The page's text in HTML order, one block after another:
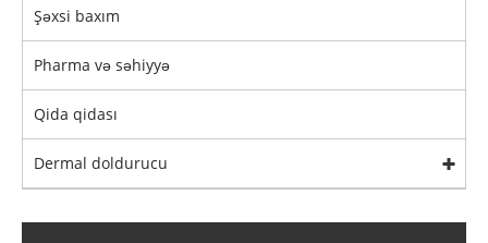
Şəxsi baxım
Pharma və səhiyyə
Qida qidası
Dermal doldurucu